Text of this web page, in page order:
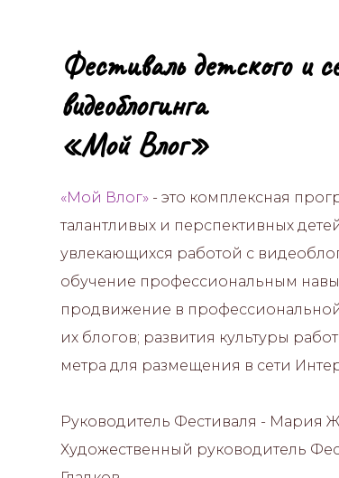
Фестиваль детского и
видеоблогинга
«Мой Влог»
«Мой Влог» - это комплексная
талантливых и перспективных
увлекающихся работой с
обучение профессиональным
продвижение в
их блогов; развития культуры
метра для размещения в сети
Руководитель Фестиваля - Мария
Художественный руководитель